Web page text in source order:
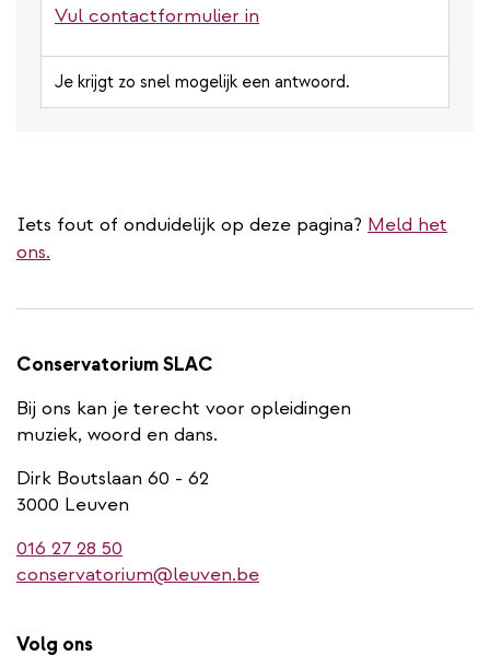
Vul contactformulier in
Je krijgt zo snel mogelijk een antwoord.
Iets fout of onduidelijk op deze pagina? Meld het
ons.
Conservatorium SLAC
Bij ons kan je terecht voor opleidingen
muziek, woord en dans.
Dirk Boutslaan 60 - 62
3000 Leuven
016 27 28 50
conservatorium@leuven.be
Volg ons